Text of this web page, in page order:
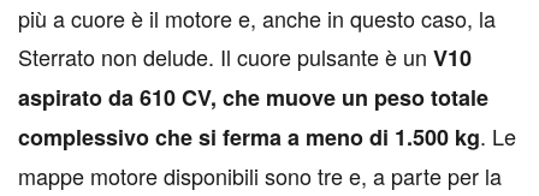
più a cuore è il motore e, anche in questo caso, la
Sterrato non delude. Il cuore pulsante è un V10
aspirato da 610 CV, che muove un peso totale
complessivo che si ferma a meno di 1.500 kg. Le
mappe motore disponibili sono tre e, a parte per la